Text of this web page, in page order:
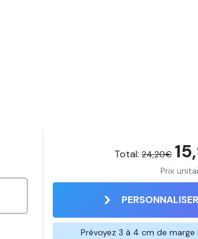
Total: 24,20€
Prix
PERSONNALISER
Prévoyez 3 à 4 cm de marge